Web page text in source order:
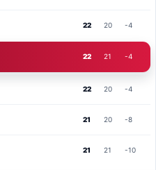
22 20 -4
22 21 -4
22 20 -4
21 20 -8
21 21 -10